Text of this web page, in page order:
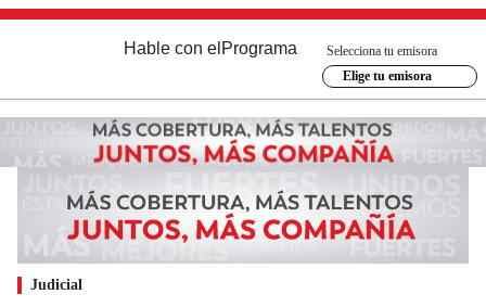
Hable con el Programa
Selecciona tu emisora
Elige tu emisora
Judicial